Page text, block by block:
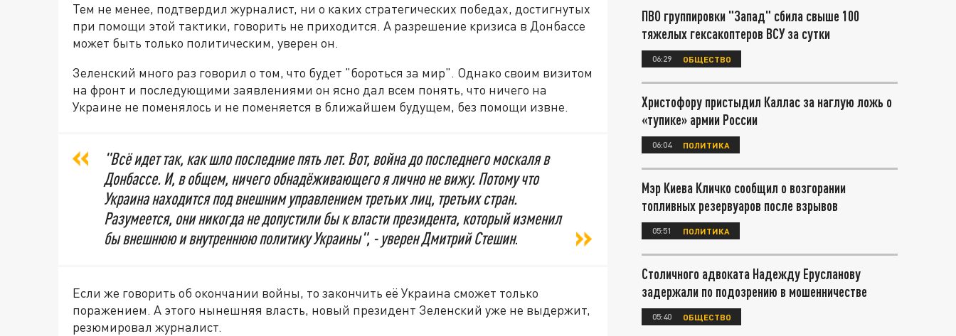
Тем не менее, подтвердил журналист, ни о каких стратегических победах, достигнутых
при помощи этой тактики, говорить не приходится. А разрешение кризиса в Донбассе
может быть только политическим, уверен он.
Зеленский много раз говорил о том, что будет "бороться за мир". Однако своим визитом
на фронт и последующими заявлениями он ясно дал всем понять, что ничего на
Украине не поменялось и не поменяется в ближайшем будущем, без помощи извне.
"Всё идет так, как шло последние пять лет. Вот, война до последнего москаля в
Донбассе. И, в общем, ничего обнадёживающего я лично не вижу. Потому что
Украина находится под внешним управлением третьих лиц, третьих стран.
Разумеется, они никогда не допустили бы к власти президента, который изменил
бы внешнюю и внутреннюю политику Украины", - уверен Дмитрий Стешин.
Если же говорить об окончании войны, то закончить её Украина сможет только
поражением. А этого нынешняя власть, новый президент Зеленский уже не выдержит,
резюмировал журналист.
ПВО группировки "Запад" сбила свыше 100
тяжелых гексакоптеров ВСУ за сутки
06:29 ОБЩЕСТВО
Христофору пристыдил Каллас за наглую ложь о
«тупике» армии России
06:04 ПОЛИТИКА
Мэр Киева Кличко сообщил о возгорании
топливных резервуаров после взрывов
05:51 ПОЛИТИКА
Столичного адвоката Надежду Ерусланову
задержали по подозрению в мошенничестве
05:40 ОБЩЕСТВО